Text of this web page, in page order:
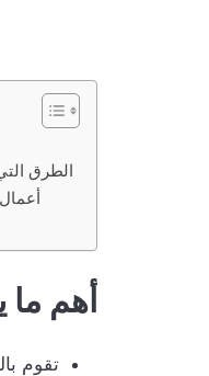
الطرق
أهم ما
تقوم